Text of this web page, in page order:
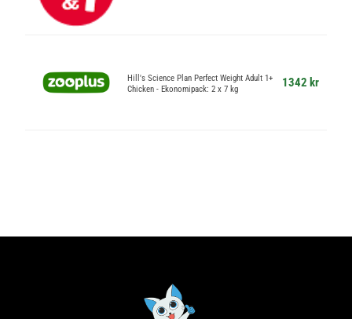
Hill's Science Plan Perfect Weight Adult 1+
Chicken - Ekonomipack: 2 x 7 kg
1342 kr